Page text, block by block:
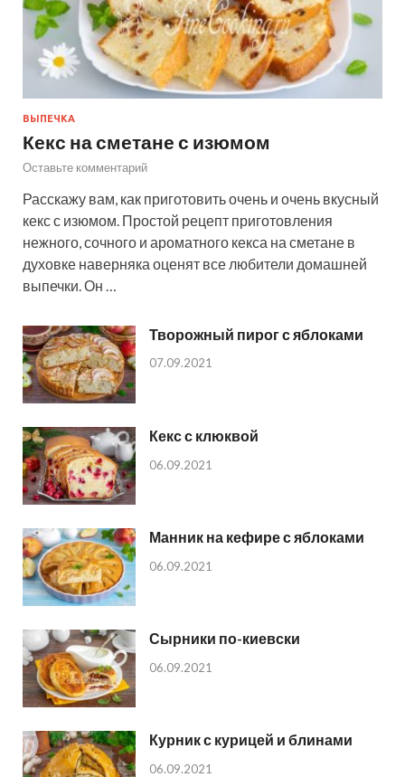
ВЫПЕЧКА
Кекс на сметане с изюмом
Оставьте комментарий
Расскажу вам, как приготовить очень и очень вкусный
кекс с изюмом. Простой рецепт приготовления
нежного, сочного и ароматного кекса на сметане в
духовке наверняка оценят все любители домашней
выпечки. Он …
Творожный пирог с яблоками
07.09.2021
Кекс с клюквой
06.09.2021
Манник на кефире с яблоками
06.09.2021
Сырники по-киевски
06.09.2021
Курник с курицей и блинами
06.09.2021